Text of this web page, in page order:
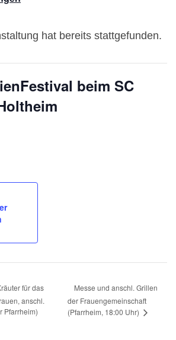
hat bereits stattgefunden.
beim SC
für das
anschl.
Pfarrheim)
Messe und anschl. Grillen
der Frauengemeinschaft
(Pfarrheim, 18:00 Uhr)